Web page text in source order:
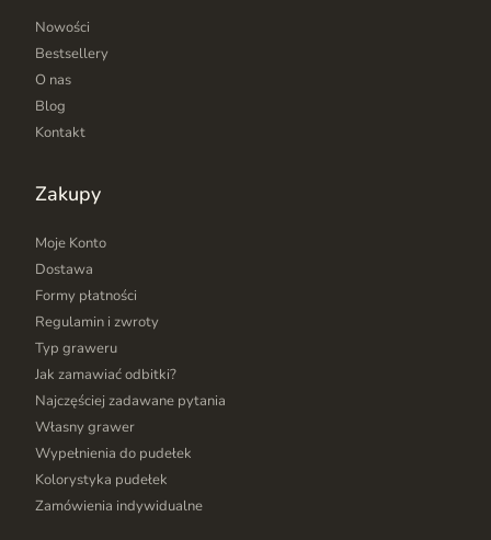
Nowości
Bestsellery
O nas
Blog
Kontakt
Zakupy
Moje Konto
Dostawa
Formy płatności
Regulamin i zwroty
Typ graweru
Jak zamawiać odbitki?
Najczęściej zadawane pytania
Własny grawer
Wypełnienia do pudełek
Kolorystyka pudełek
Zamówienia indywidualne